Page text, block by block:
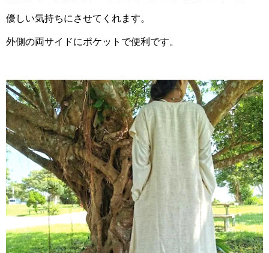
優しい気持ちにさせてくれます。
外側の両サイドにポケットで便利です。